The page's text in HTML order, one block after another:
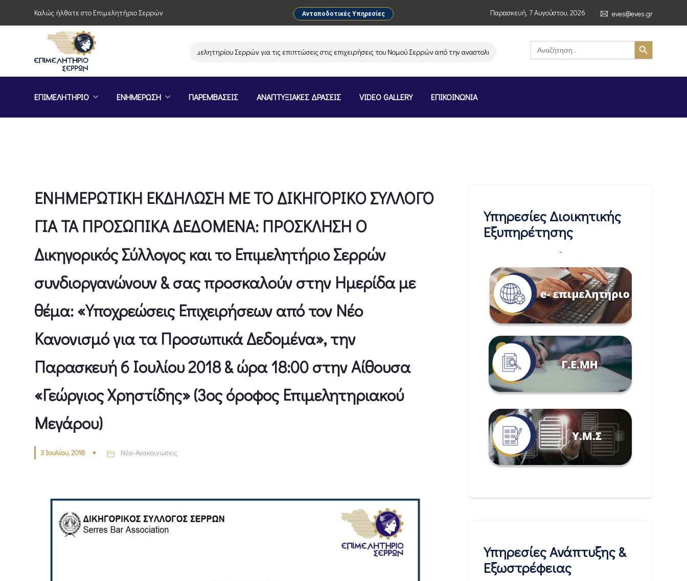
Καλώς ήλθατε στο Επιμελητήριο Σερρών Ανταποδοτικές Υπηρεσίες Παρασκευή, 7 Αυγούστου, 2026 eves@eves.gr
Παρέμβαση του Επιμελητηρίου Σερρών για τις επιπτώσεις στις επιχειρήσεις του Νομού Σερρών από την αναστολή λειτουργίας της αλυσίδας σούπερ μάρκετ MERE στην Ελλάδα –
Search
for:
Search Button
ΕΠΙΜΕΛΗΤΗΡΙΟ ΕΝΗΜΕΡΩΣΗ ΠΑΡΕΜΒΑΣΕΙΣ ΑΝΑΠΤΥΞΙΑΚΕΣ ΔΡΑΣΕΙΣ VIDEO GALLERY ΕΠΙΚΟΙΝΩΝΙΑ
ΕΝΗΜΕΡΩΤΙΚΗ ΕΚΔΗΛΩΣΗ ΜΕ ΤΟ ΔΙΚΗΓΟΡΙΚΟ ΣΥΛΛΟΓΟ
ΓΙΑ ΤΑ ΠΡΟΣΩΠΙΚΑ ΔΕΔΟΜΕΝΑ: ΠΡΟΣΚΛΗΣΗ Ο
Δικηγορικός Σύλλογος και το Επιμελητήριο Σερρών
συνδιοργανώνουν & σας προσκαλούν στην Ημερίδα με
θέμα: «Υποχρεώσεις Επιχειρήσεων από τον Νέο
Κανονισμό για τα Προσωπικά Δεδομένα», την
Παρασκευή 6 Ιουλίου 2018 & ώρα 18:00 στην Αίθουσα
«Γεώργιος Χρηστίδης» (3ος όροφος Επιμελητηριακού
Μεγάρου)
3 Ιουλίου, 2018 Νέα-Ανακοινώσεις
Υπηρεσίες Διοικητικής
Εξυπηρέτησης
-
Υπηρεσίες Ανάπτυξης &
Εξωστρέφειας